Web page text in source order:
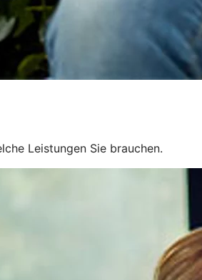
Leistungen Sie brauchen.